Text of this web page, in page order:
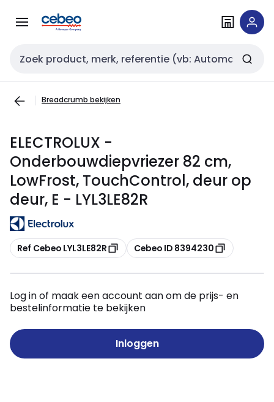
naar
naar
Zoekveld invoer
Breadcrumb bekijken
ELECTROLUX -
Onderbouwdiepvriezer 82 cm,
LowFrost, TouchControl, deur op
deur, E - LYL3LE82R
Kopiëren
Ref Cebeo LYL3LE82R Kopiëren
Cebeo ID 8394230
Log in of maak een account aan om de prijs- en
bestelinformatie te bekijken
Inloggen